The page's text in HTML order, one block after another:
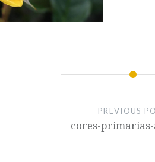
PREVIOUS
cores-